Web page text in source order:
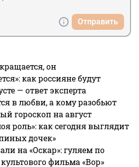
Отправить
он
как россияне будут
— ответ эксперта
в любви, а кому разобьют
гороскоп на август
роль»: как сегодня выглядит
дочек»
на «Оскар»: гуляем по
фильма «Вор»